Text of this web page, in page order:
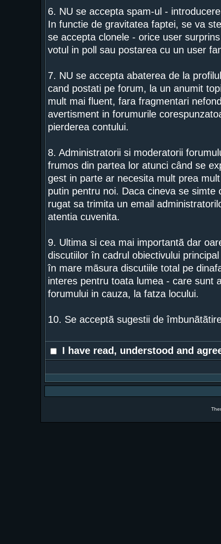
6. NU se accepta spam-ul -
In functie de gravitatea faptei, se va
se accepta clonele - orice user
votul in poll sau postarea cu un user
7. NU se accepta abaterea de la
cand postati pe forum, la un anumit
mult mai fluent, fara fragmentari
avertisment in forumurile
pierderea contului.
8. Administratorii si moderatorii
frumos din partea lor atunci când se
gest in parte ar necesita mult prea
putin pentru noi. Daca cineva se
rugat sa trimita un email
atentia cuvenita.
9. Ultima si cea mai importantã dar
discutiilor în cadrul obiectivului
în mare mãsura discutiile total pe
interes pentru toata lumea - care sunt
forumului in cauza, la fatza locului.
10. Se acceptã sugestii de
I have read, understood and